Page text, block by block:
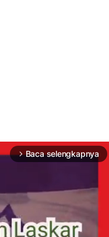
arrow_forward_ios Baca selengkapnya